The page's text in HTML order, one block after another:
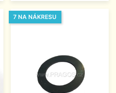
7 NA NÁKRESU